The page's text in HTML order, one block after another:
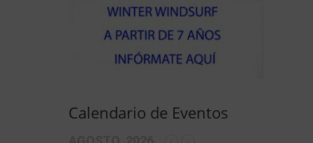
Calendario de Eventos